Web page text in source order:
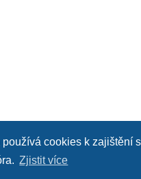
používá cookies k zajištění
Zjistit více